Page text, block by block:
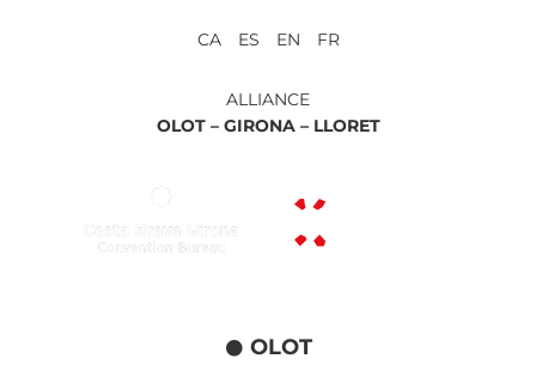
CA ES EN FR
ALLIANCE
OLOT – GIRONA – LLORET
OLOT